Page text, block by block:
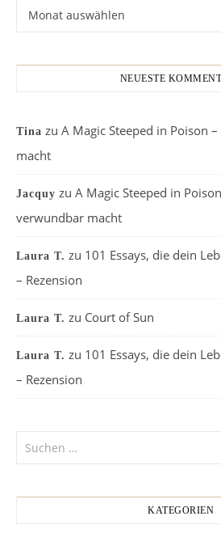
NEUESTE
Tina zu A Magic Steeped in Poison
macht
Jacquy zu A Magic Steeped in
verwundbar macht
Laura T. zu 101 Essays, die dein
– Rezension
Laura T. zu Court of Sun
Laura T. zu 101 Essays, die dein
– Rezension
KATEGORIEN